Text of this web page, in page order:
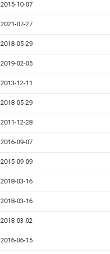
2015-10-07
2021-07-27
2018-05-29
2019-02-05
2013-12-11
2018-05-29
2011-12-28
2016-09-07
2015-09-09
2018-03-16
2018-03-16
2018-03-02
2016-06-15